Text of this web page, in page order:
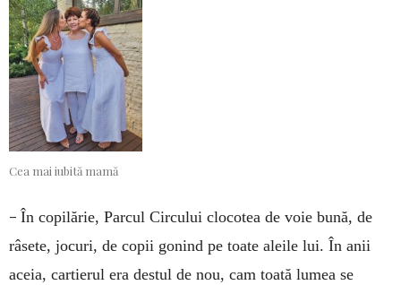
Cea mai iubită mamă
– În copilărie, Parcul Circului clocotea de voie bună, de
râsete, jocuri, de copii gonind pe toate aleile lui. În anii
aceia, cartierul era des­tul de nou, cam toată lumea se